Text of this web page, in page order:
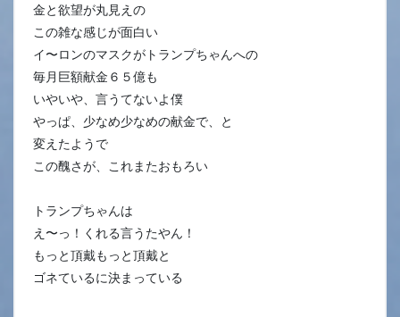
金と欲望が丸見えの
この雑な感じが面白い
イ〜ロンのマスクがトランプちゃんへの
毎月巨額献金６５億も
いやいや、言うてないよ僕
やっぱ、少なめ少なめの献金で、と
変えたようで
この醜さが、これまたおもろい
トランプちゃんは
え〜っ！くれる言うたやん！
もっと頂戴もっと頂戴と
ゴネているに決まっている